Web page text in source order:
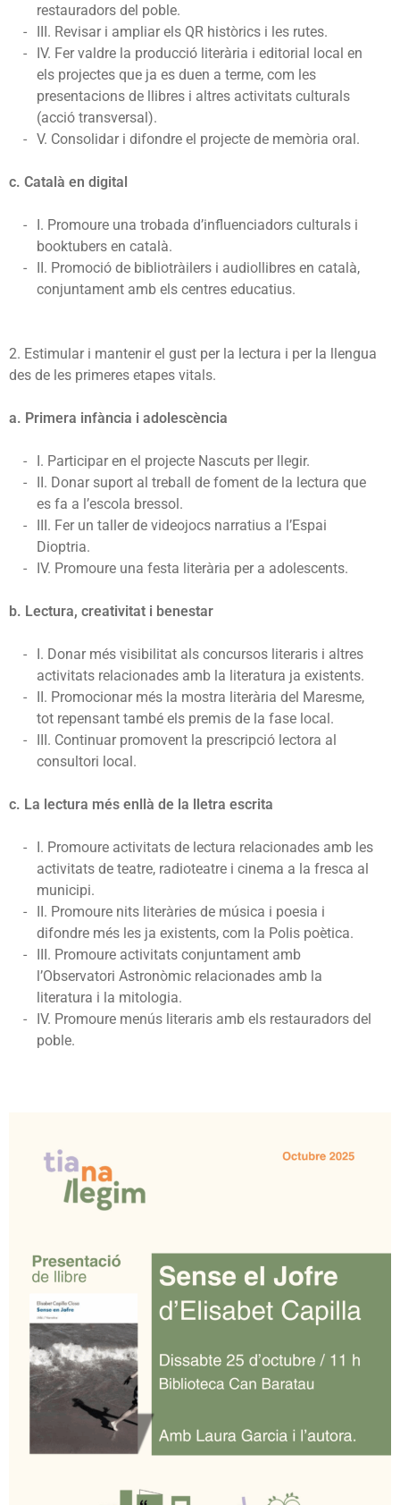
restauradors del poble.
III. Revisar i ampliar els QR històrics i les rutes.
IV. Fer valdre la producció literària i editorial local en
els projectes que ja es duen a terme, com les
presentacions de llibres i altres activitats culturals
(acció transversal).
V. Consolidar i difondre el projecte de memòria oral.
c. Català en digital
I. Promoure una trobada d’influenciadors culturals i
booktubers en català.
II. Promoció de bibliotràilers i audiollibres en català,
conjuntament amb els centres educatius.
2. Estimular i mantenir el gust per la lectura i per la llengua
des de les primeres etapes vitals.
a. Primera infància i adolescència
I. Participar en el projecte Nascuts per llegir.
II. Donar suport al treball de foment de la lectura que
es fa a l’escola bressol.
III. Fer un taller de videojocs narratius a l’Espai
Dioptria.
IV. Promoure una festa literària per a adolescents.
b. Lectura, creativitat i benestar
I. Donar més visibilitat als concursos literaris i altres
activitats relacionades amb la literatura ja existents.
II. Promocionar més la mostra literària del Maresme,
tot repensant també els premis de la fase local.
III. Continuar promovent la prescripció lectora al
consultori local.
c. La lectura més enllà de la lletra escrita
I. Promoure activitats de lectura relacionades amb les
activitats de teatre, radioteatre i cinema a la fresca al
municipi.
II. Promoure nits literàries de música i poesia i
difondre més les ja existents, com la Polis poètica.
III. Promoure activitats conjuntament amb
l’Observatori Astronòmic relacionades amb la
literatura i la mitologia.
IV. Promoure menús literaris amb els restauradors del
poble.